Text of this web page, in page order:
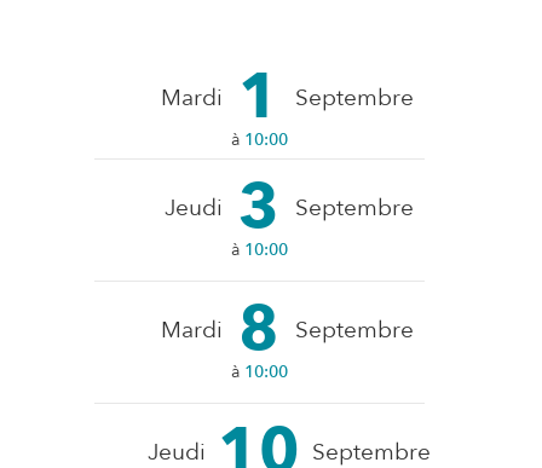
Mardi 1 Septembre
à 10:00
Jeudi 3 Septembre
à 10:00
Mardi 8 Septembre
à 10:00
Jeudi Septembre